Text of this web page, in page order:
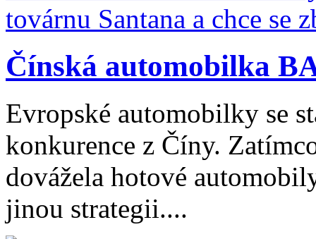
Čínská automobilka
Evropské automobilky se
konkurence z Číny.
dovážela hotové
jinou strategii....